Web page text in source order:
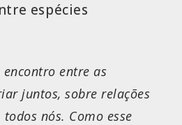
espécies
encontro entre as
juntos, sobre relações
nós. Como esse